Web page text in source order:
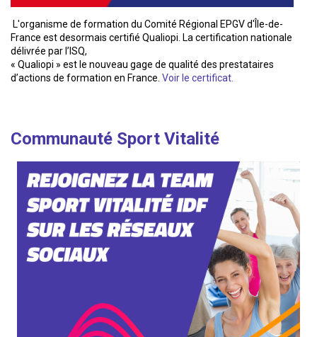
L'organisme de formation du Comité Régional EPGV d'Île-de-
France est desormais certifié Qualiopi. La certification nationale
délivrée par l’ISQ,
« Qualiopi » est le nouveau gage de qualité des prestataires
d’actions de formation en France. Voir le certificat.
Communauté Sport Vitalité